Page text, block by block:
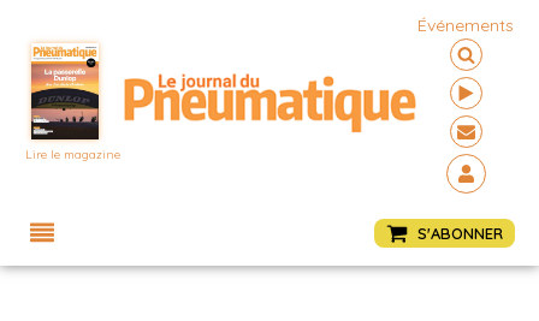
Lire le magazine
Événements
S'ABONNER